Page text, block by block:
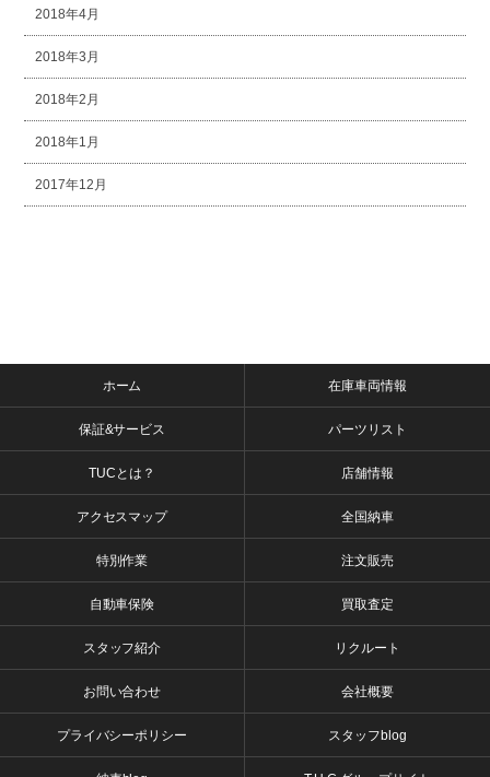
2018年4月
2018年3月
2018年2月
2018年1月
2017年12月
ホーム 在庫車両情報
保証&サービス パーツリスト
TUCとは？ 店舗情報
アクセスマップ 全国納車
特別作業 注文販売
自動車保険 買取査定
スタッフ紹介 リクルート
お問い合わせ 会社概要
プライバシーポリシー スタッフblog